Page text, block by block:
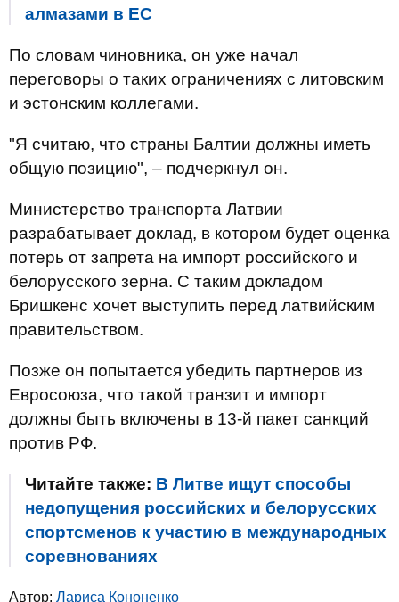
алмазами в ЕС
По словам чиновника, он уже начал
переговоры о таких ограничениях с литовским
и эстонским коллегами.
"Я считаю, что страны Балтии должны иметь
общую позицию", – подчеркнул он.
Министерство транспорта Латвии
разрабатывает доклад, в котором будет оценка
потерь от запрета на импорт российского и
белорусского зерна. С таким докладом
Бришкенс хочет выступить перед латвийским
правительством.
Позже он попытается убедить партнеров из
Евросоюза, что такой транзит и импорт
должны быть включены в 13-й пакет санкций
против РФ.
Читайте также: В Литве ищут способы
недопущения российских и белорусских
спортсменов к участию в международных
соревнованиях
Автор: Лариса Кононенко